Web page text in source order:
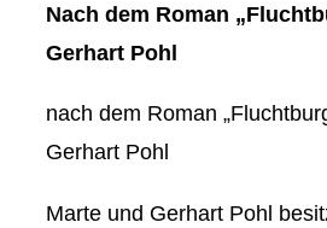
Nach dem Roman
Gerhart Pohl
nach dem Roman
Gerhart Pohl
Marte und Gerhart Pohl